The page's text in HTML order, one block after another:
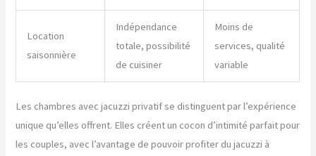
Location
saisonnière
Indépendance
totale, possibilité
de cuisiner
Moins de
services, qualité
variable
Les chambres avec jacuzzi privatif se distinguent par l’expérience
unique qu’elles offrent. Elles créent un cocon d’intimité parfait pour
les couples, avec l’avantage de pouvoir profiter du jacuzzi à